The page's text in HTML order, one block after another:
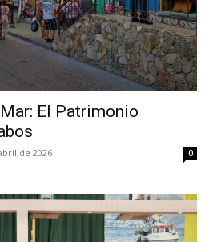
El Patrimonio
de 2026 0